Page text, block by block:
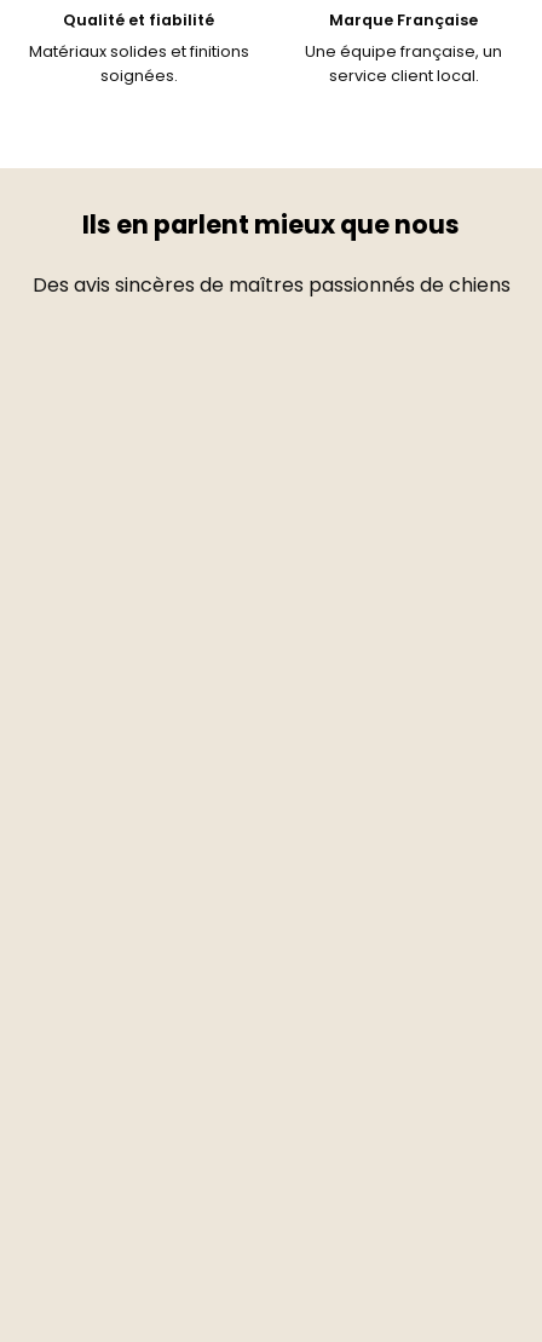
Qualité et fiabilité
Matériaux solides et finitions
soignées.
Marque Française
Une équipe française, un
service client local.
Ils en parlent mieux que nous
Des avis sincères de maîtres passionnés de chiens